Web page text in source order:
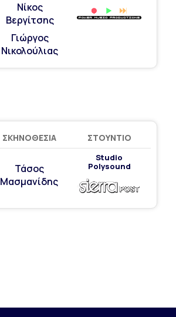
Νίκος
Βεργίτσης
Γιώργος
Νικολούλιας
ΣΚΗΝΟΘΕΣΊΑ ΣΤΟΎΝΤΙΟ
Τάσος
Μασμανίδης
Studio
Polysound